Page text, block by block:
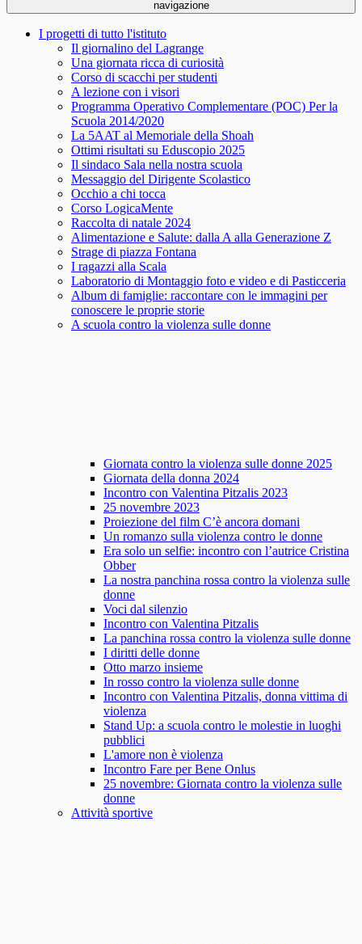
navigazione
I progetti di tutto l'istituto
Il giornalino del Lagrange
Una giornata ricca di curiosità
Corso di scacchi per studenti
A lezione con i visori
Programma Operativo Complementare (POC) Per la
Scuola 2014/2020
La 5AAT al Memoriale della Shoah
Ottimi risultati su Eduscopio 2025
Il sindaco Sala nella nostra scuola
Messaggio del Dirigente Scolastico
Occhio a chi tocca
Corso LogicaMente
Raccolta di natale 2024
Alimentazione e Salute: dalla A alla Generazione Z
Strage di piazza Fontana
I ragazzi alla Scala
Laboratorio di Montaggio foto e video e di Pasticceria
Album di famiglie: raccontare con le immagini per
conoscere le proprie storie
A scuola contro la violenza sulle donne
Giornata contro la violenza sulle donne 2025
Giornata della donna 2024
Incontro con Valentina Pitzalis 2023
25 novembre 2023
Proiezione del film C’è ancora domani
Un romanzo sulla violenza contro le donne
Era solo un selfie: incontro con l’autrice Cristina
Obber
La nostra panchina rossa contro la violenza sulle
donne
Voci dal silenzio
Incontro con Valentina Pitzalis
La panchina rossa contro la violenza sulle donne
I diritti delle donne
Otto marzo insieme
In rosso contro la violenza sulle donne
Incontro con Valentina Pitzalis, donna vittima di
violenza
Stand Up: a scuola contro le molestie in luoghi
pubblici
L'amore non è violenza
Incontro Fare per Bene Onlus
25 novembre: Giornata contro la violenza sulle
donne
Attività sportive